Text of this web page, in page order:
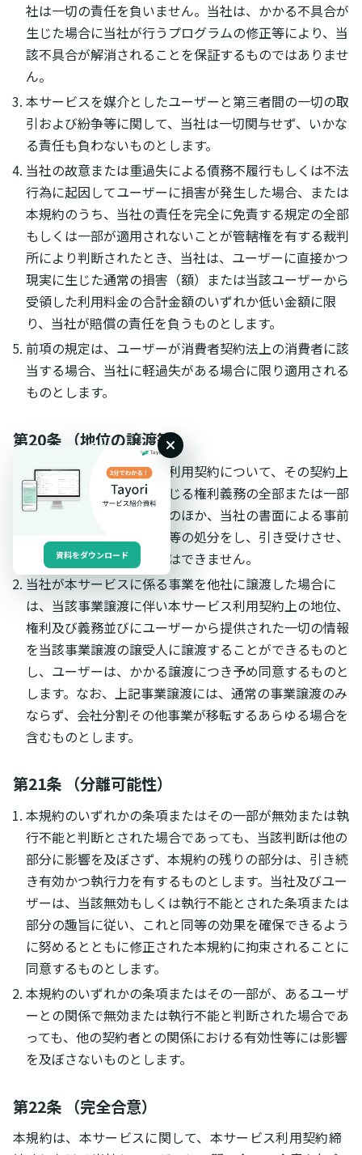
社は一切の責任を負いません。当社は、かかる不具合が
生じた場合に当社が行うプログラムの修正等により、当
該不具合が解消されることを保証するものではありませ
ん。
本サービスを媒介としたユーザーと第三者間の一切の取
引および紛争等に関して、当社は一切関与せず、いかな
る責任も負わないものとします。
当社の故意または重過失による債務不履行もしくは不法
行為に起因してユーザーに損害が発生した場合、または
本規約のうち、当社の責任を完全に免責する規定の全部
もしくは一部が適用されないことが管轄権を有する裁判
所により判断されたとき、当社は、ユーザーに直接かつ
現実に生じた通常の損害（額）または当該ユーザーから
受領した利用料金の合計金額のいずれか低い金額に限
り、当社が賠償の責任を負うものとします。
前項の規定は、ユーザーが消費者契約法上の消費者に該
当する場合、当社に軽過失がある場合に限り適用される
ものとします。
第20条 （地位の譲渡等）
ユーザーは、本サービス利用契約について、その契約上
の地位及びこれにより生じる権利義務の全部または一部
を、本規約で定める場合のほか、当社の書面による事前
の承諾なく第三者に譲渡等の処分をし、引き受けさせ、
または担保に供することはできません。
当社が本サービスに係る事業を他社に譲渡した場合に
は、当該事業譲渡に伴い本サービス利用契約上の地位、
権利及び義務並びにユーザーから提供された一切の情報
を当該事業譲渡の譲受人に譲渡することができるものと
し、ユーザーは、かかる譲渡につき予め同意するものと
します。なお、上記事業譲渡には、通常の事業譲渡のみ
ならず、会社分割その他事業が移転するあらゆる場合を
含むものとします。
第21条 （分離可能性）
本規約のいずれかの条項またはその一部が無効または執
行不能と判断とされた場合であっても、当該判断は他の
部分に影響を及ぼさず、本規約の残りの部分は、引き続
き有効かつ執行力を有するものとします。当社及びユー
ザーは、当該無効もしくは執行不能とされた条項または
部分の趣旨に従い、これと同等の効果を確保できるよう
に努めるとともに修正された本規約に拘束されることに
同意するものとします。
本規約のいずれかの条項またはその一部が、あるユーザ
ーとの関係で無効または執行不能と判断された場合であ
っても、他の契約者との関係における有効性等には影響
を及ぼさないものとします。
第22条 （完全合意）
本規約は、本サービスに関して、本サービス利用契約締
資料をダウンロード